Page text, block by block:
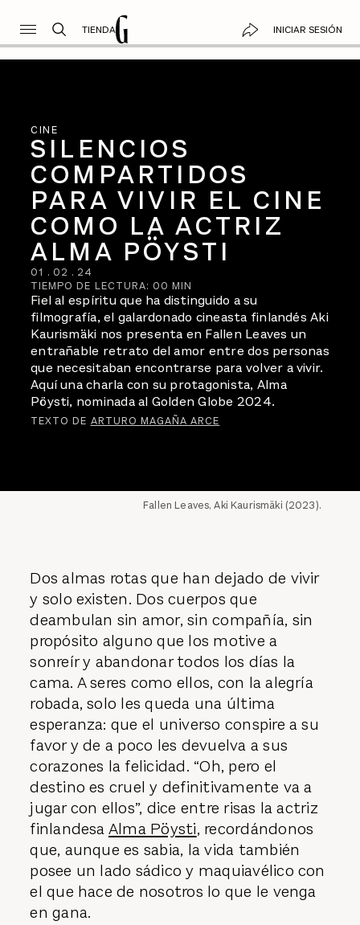
TIENDA INICIAR SESIÓN
CINE
SILENCIOS
COMPARTIDOS
PARA VIVIR EL CINE
COMO LA ACTRIZ
ALMA PÖYSTI
01 . 02 . 24
TIEMPO DE LECTURA: 00 MIN
Fiel al espíritu que ha distinguido a su
filmografía, el galardonado cineasta finlandés Aki
Kaurismäki nos presenta en Fallen Leaves un
entrañable retrato del amor entre dos personas
que necesitaban encontrarse para volver a vivir.
Aquí una charla con su protagonista, Alma
Pöysti, nominada al Golden Globe 2024.
TEXTO DE ARTURO MAGAÑA ARCE
Fallen Leaves, Aki Kaurismäki (2023).
Dos almas rotas que han dejado de vivir
y solo existen. Dos cuerpos que
deambulan sin amor, sin compañía, sin
propósito alguno que los motive a
sonreír y abandonar todos los días la
cama. A seres como ellos, con la alegría
robada, solo les queda una última
esperanza: que el universo conspire a su
favor y de a poco les devuelva a sus
corazones la felicidad. “Oh, pero el
destino es cruel y definitivamente va a
jugar con ellos”, dice entre risas la actriz
finlandesaAlma Pöysti, recordándonos
que, aunque es sabia, la vida también
posee un lado sádico y maquiavélico con
el que hace de nosotros lo que le venga
en gana.